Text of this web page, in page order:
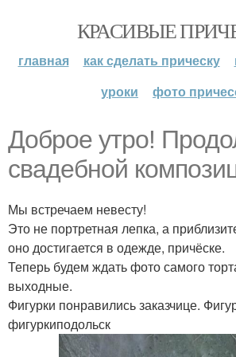
КРАСИВЫЕ
главная как сделать прическу
уроки
фото
Доброе утро!
свадебной
Мы встречаем невесту!
Это не портретная лепка, а
оно достигается в одежде, причёске.
Теперь будем ждать фото самого
выходные.
Фигурки понравились заказчице.
фигуркиподольск